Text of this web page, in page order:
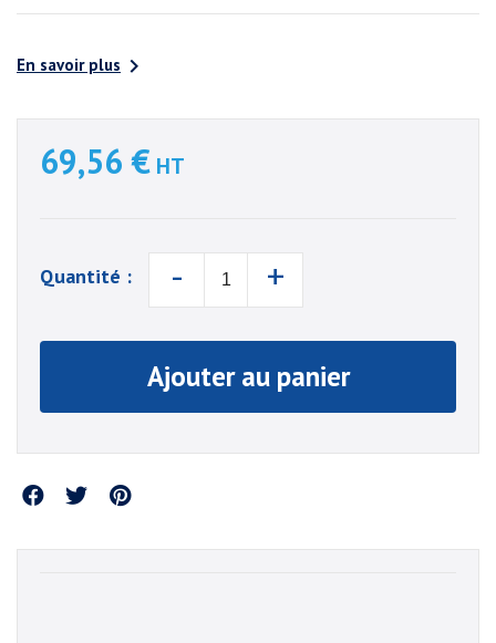
En savoir plus 
69,56 € HT
Quantité : - +
Ajouter au panier
Partager